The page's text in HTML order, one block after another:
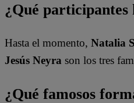
¿Qué participantes
Hasta el momento, Natalia
Jesús Neyra son los tres
¿Qué famosos